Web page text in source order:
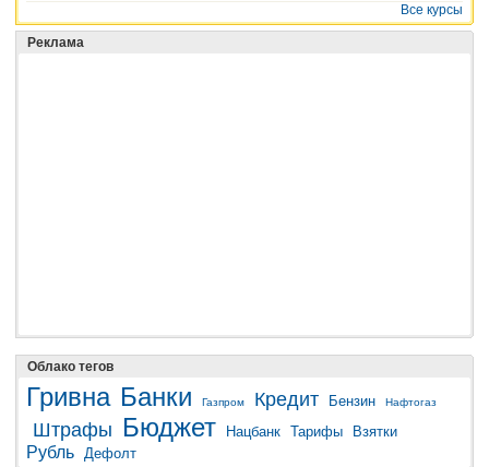
Все курсы
Реклама
Облако тегов
Гривна Банки Газпром Кредит Бензин Нафтогаз
Штрафы Бюджет Нацбанк Тарифы Взятки
Рубль Дефолт